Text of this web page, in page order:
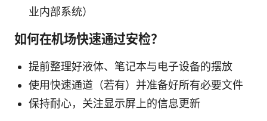
业内部系统）
如何在机场快速通过安检？
提前整理好液体、笔记本与电子设备的摆放
使用快速通道（若有）并准备好所有必要文件
保持耐心，关注显示屏上的信息更新